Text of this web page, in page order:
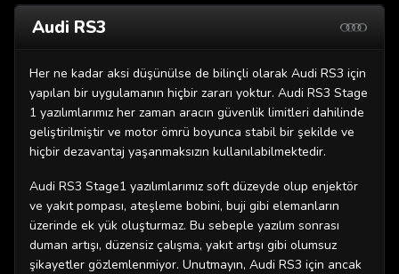
Audi RS3
Her ne kadar aksi düşünülse de bilinçli olarak Audi RS3 için
yapılan bir uygulamanın hiçbir zararı yoktur. Audi RS3 Stage
1 yazılımlarımız her zaman aracın güvenlik limitleri dahilinde
geliştirilmiştir ve motor ömrü boyunca stabil bir şekilde ve
hiçbir dezavantaj yaşanmaksızın kullanılabilmektedir.
Audi RS3 Stage1 yazılımlarımız soft düzeyde olup enjektör
ve yakıt pompası, ateşleme bobini, buji gibi elemanların
üzerinde ek yük oluşturmaz. Bu sebeple yazılım sonrası
duman artışı, düzensiz çalışma, yakıt artışı gibi olumsuz
şikayetler gözlemlenmiyor. Unutmayın, Audi RS3 için ancak